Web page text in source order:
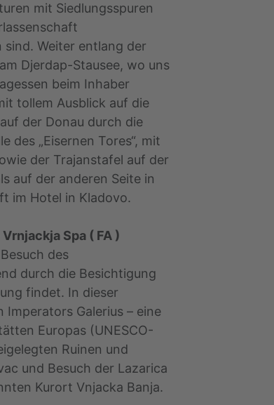
mit Siedlungsspuren
Weiter entlang der
Djerdap-Stausee, wo uns
beim Inhaber
tollem Ausblick auf die
der Donau durch die
des „Eisernen Tores“, mit
der Trajanstafel auf der
auf der anderen Seite in
im Hotel in Kladovo.
Spa ( FA )
des
durch die Besichtigung
findet. In dieser
Imperators Galerius – eine
Europas (UNESCO-
Ruinen und
und Besuch der Lazarica
Kurort Vnjacka Banja.